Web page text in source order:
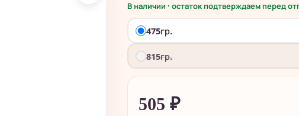
В наличии · остаток подтверждаем перед
475гр.
815гр.
505 ₽